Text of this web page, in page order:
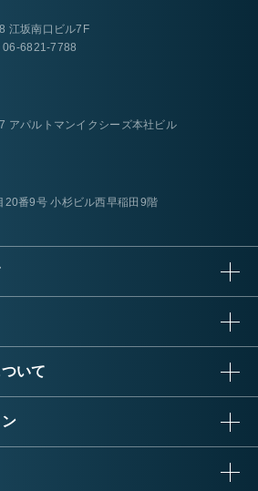
江坂南口ビル7F
06-6821-7788
アパルトマンイクシーズ本社ビル
20番9号 小杉ビル西早稲田9階
いて